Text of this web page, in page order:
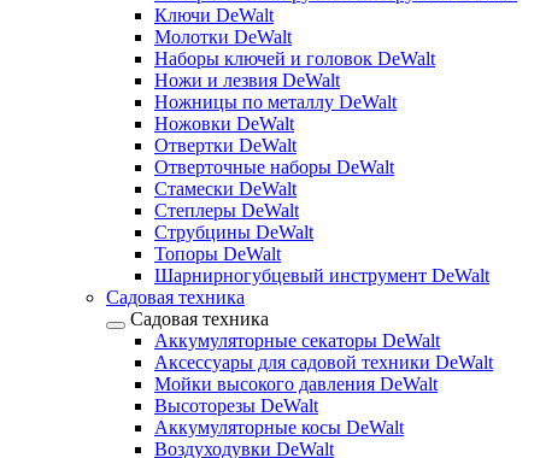
Ключи DeWalt
Молотки DeWalt
Наборы ключей и головок DeWalt
Ножи и лезвия DeWalt
Ножницы по металлу DeWalt
Ножовки DeWalt
Отвертки DeWalt
Отверточные наборы DeWalt
Стамески DeWalt
Степлеры DeWalt
Струбцины DeWalt
Топоры DeWalt
Шарнирногубцевый инструмент DeWalt
Садовая техника
Садовая техника
Аккумуляторные секаторы DeWalt
Аксессуары для садовой техники DeWalt
Мойки высокого давления DeWalt
Высоторезы DeWalt
Аккумуляторные косы DeWalt
Воздуходувки DeWalt